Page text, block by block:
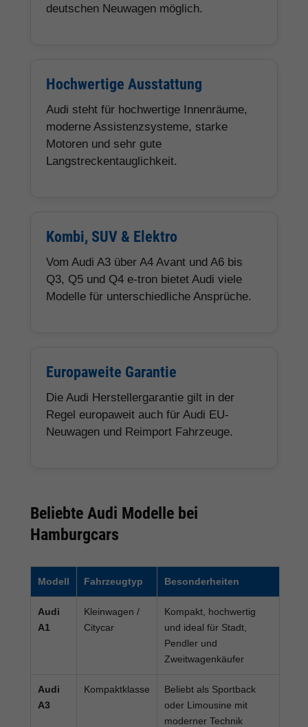
deutschen Neuwagen möglich.
Hochwertige Ausstattung
Audi steht für hochwertige Innenräume,
moderne Assistenzsysteme, starke
Motoren und sehr gute
Langstreckentauglichkeit.
Kombi, SUV & Elektro
Vom Audi A3 über A4 Avant und A6 bis
Q3, Q5 und Q4 e-tron bietet Audi viele
Modelle für unterschiedliche Ansprüche.
Europaweite Garantie
Die Audi Herstellergarantie gilt in der
Regel europaweit auch für Audi EU-
Neuwagen und Reimport Fahrzeuge.
Beliebte Audi Modelle bei
Hamburgcars
Modell Fahrzeugtyp Besonderheiten
Audi
A1
Kleinwagen /
Citycar
Kompakt, hochwertig
und ideal für Stadt,
Pendler und
Zweitwagenkäufer
Audi
A3
Kompaktklasse
Beliebt als Sportback
oder Limousine mit
moderner Technik